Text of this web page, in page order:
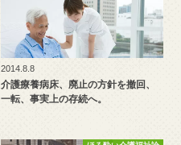
2014.8.8
介護療養病床、廃止の方針を撤回、
一転、事実上の存続へ。